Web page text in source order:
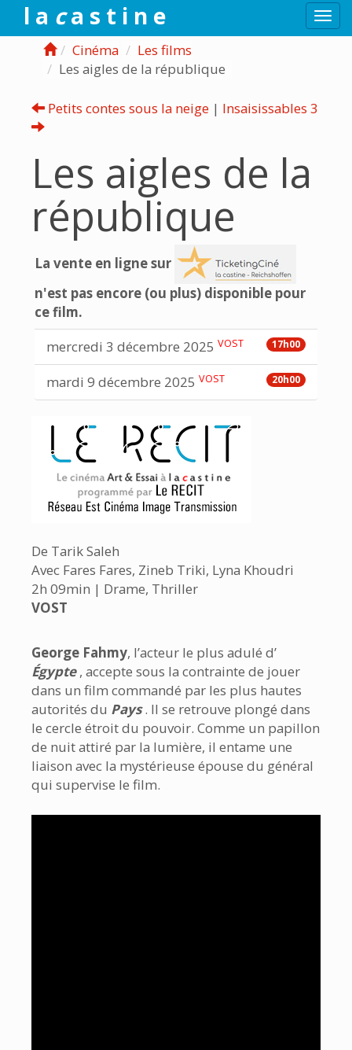
l a ca s t i n e
Cinéma
Les films
Les aigles de la république
Petits contes sous la neige | Insaisissables 3
Les aigles de la
république
La vente en ligne sur
n'est pas encore (ou plus) disponible pour
ce film.
17h00
mercredi 3 décembre 2025 VOST
20h00
mardi 9 décembre 2025 VOST
De Tarik Saleh
Avec Fares Fares, Zineb Triki, Lyna Khoudri
2h 09min | Drame, Thriller
VOST
George Fahmy, l’acteur le plus adulé d’
Égypte , accepte sous la contrainte de jouer
dans un film commandé par les plus hautes
autorités du Pays . Il se retrouve plongé dans
le cercle étroit du pouvoir. Comme un papillon
de nuit attiré par la lumière, il entame une
liaison avec la mystérieuse épouse du général
qui supervise le film.